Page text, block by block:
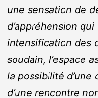
une sensation de
d’appréhension
intensification des
soudain, l’espace
la possibilité
d’une rencontre